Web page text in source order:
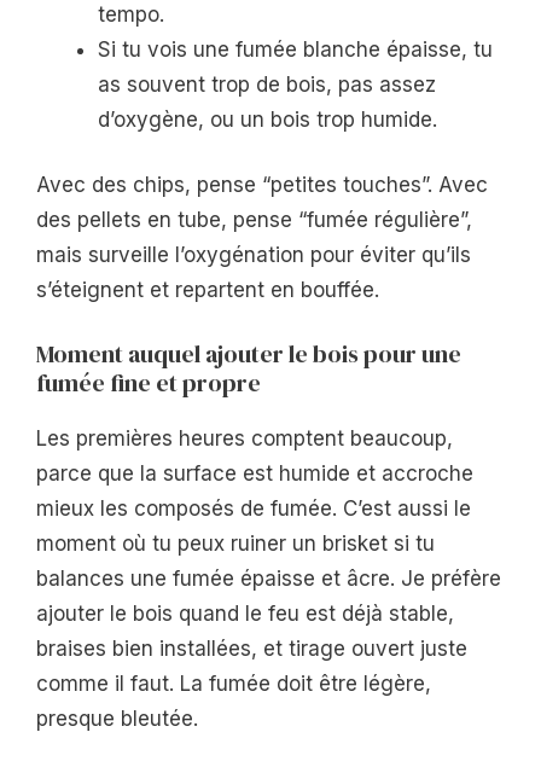
tempo.
Si tu vois une fumée blanche épaisse, tu
as souvent trop de bois, pas assez
d’oxygène, ou un bois trop humide.
Avec des chips, pense “petites touches”. Avec
des pellets en tube, pense “fumée régulière”,
mais surveille l’oxygénation pour éviter qu’ils
s’éteignent et repartent en bouffée.
Moment auquel ajouter le bois pour une
fumée fine et propre
Les premières heures comptent beaucoup,
parce que la surface est humide et accroche
mieux les composés de fumée. C’est aussi le
moment où tu peux ruiner un brisket si tu
balances une fumée épaisse et âcre. Je préfère
ajouter le bois quand le feu est déjà stable,
braises bien installées, et tirage ouvert juste
comme il faut. La fumée doit être légère,
presque bleutée.